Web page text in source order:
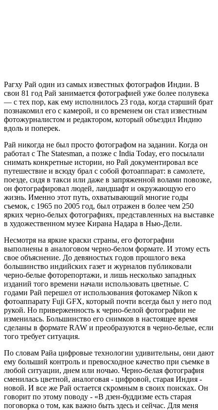
Рагху Рай один из самых известных фотографов Индии. В
свои 81 год Рай занимается фотографией уже более полувека
— с тех пор, как ему исполнилось 23 года, когда старший брат
познакомил его с камерой, и со временем он стал известным
фотожурналистом и редактором, который объездил Индию
вдоль и поперек.
Рай никогда не был просто фотографом на задании. Когда он
работал с The Statesman, а позже с India Today, его посылали
снимать конкретные истории, но Рай документировал все
путешествие и всюду брал с собой фотоаппарат: в самолете,
поезде, сидя в такси или даже в запряженной волами повозке,
он фотографировал людей, ландшафт и окружающую его
жизнь. Именно этот путь, охватывающий многие годы
съемок, с 1965 по 2005 год, был отражен в более чем 250
ярких черно-белых фотографиях, представленных на выставке
в художественном музее Кирана Надара в Нью-Дели.
Несмотря на яркие краски страны, его фотографии
выполнены в аналоговом черно-белом формате. И этому есть
свое объяснение. До девяностых годов прошлого века
большинство индийских газет и журналов публиковали
черно-белые фоторепортажи, и лишь несколько западных
изданий того времени начали использовать цветные. С
годами Рай перешел от использования фотокамер Nikon к
фотоаппарату Fuji GFX, который почти всегда был у него под
рукой. Но приверженность к черно-белой фотографии не
изменилась. Большинство его снимков в настоящее время
сделаны в формате RAW и преобразуются в черно-белые, если
того требует ситуация.
По словам Райа цифровые технологии удивительны, они дают
ему больший контроль и превосходное качество при съемке в
любой ситуации, днем или ночью. Черно-белая фотография
сменилась цветной, аналоговая - цифровой, старая Индия -
новой. И все же Рай остается скромным в своих поисках. Он
говорит по этому поводу - «В дзен-буддизме есть старая
поговорка о том, как важно быть здесь и сейчас. Для меня